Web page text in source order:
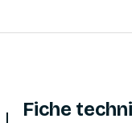
Fiche